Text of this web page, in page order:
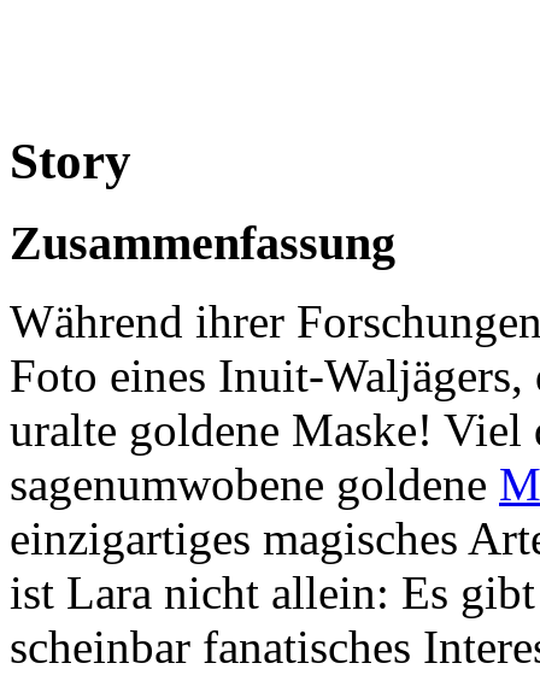
Story
Zusammenfassung
Während ihrer
Foto eines Inuit-
uralte goldene Maske! Viel
sagenumwobene goldene
einzigartiges magisches
ist Lara nicht allein: Es
scheinbar fanatisches